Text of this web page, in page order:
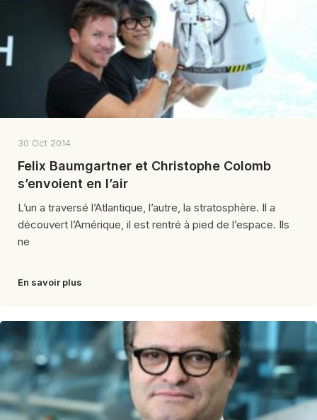
30 Oct 2014
Felix Baumgartner et Christophe Colomb
s’envoient en l’air
L’un a traversé l’Atlantique, l’autre, la stratosphère. Il a
découvert l’Amérique, il est rentré à pied de l’espace. Ils
ne
En savoir plus